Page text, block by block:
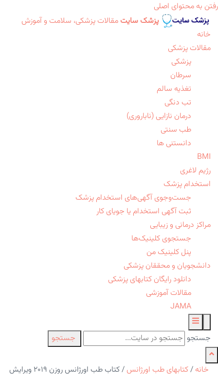
رفتن به محتوای اصلی
پزشک سایت مقالات پزشکی، سلامت و آموزش
خانه
مقالات پزشکی
پزشکی
سرطان
تغذیه سالم
تب دنگی
درمان نازایی (ناباروری)
طب سنتی
دانستنی ها
BMI
رژیم لاغری
استخدام پزشک
جست‌وجوی آگهی‌های استخدام پزشک
ثبت آگهی استخدام یا جویای کار
مراکز درمانی و زیبایی
جستجوی کلینیک‌ها
پنل کلینیک من
دانشجویان و محققان پزشکی
دانلود رایگان کتابهای پزشکی
مقالات آموزشی
JAMA
جستجو جستجو
خانه /کتابهای طب اورژانس /
کتاب طب اورژانس روزن ۲۰۱۹ ویرایش